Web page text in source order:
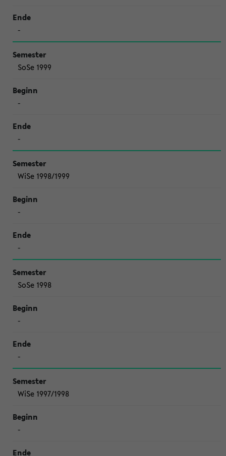
-
SoSe 1999
-
-
WiSe 1998/1999
-
-
SoSe 1998
-
-
WiSe 1997/1998
-